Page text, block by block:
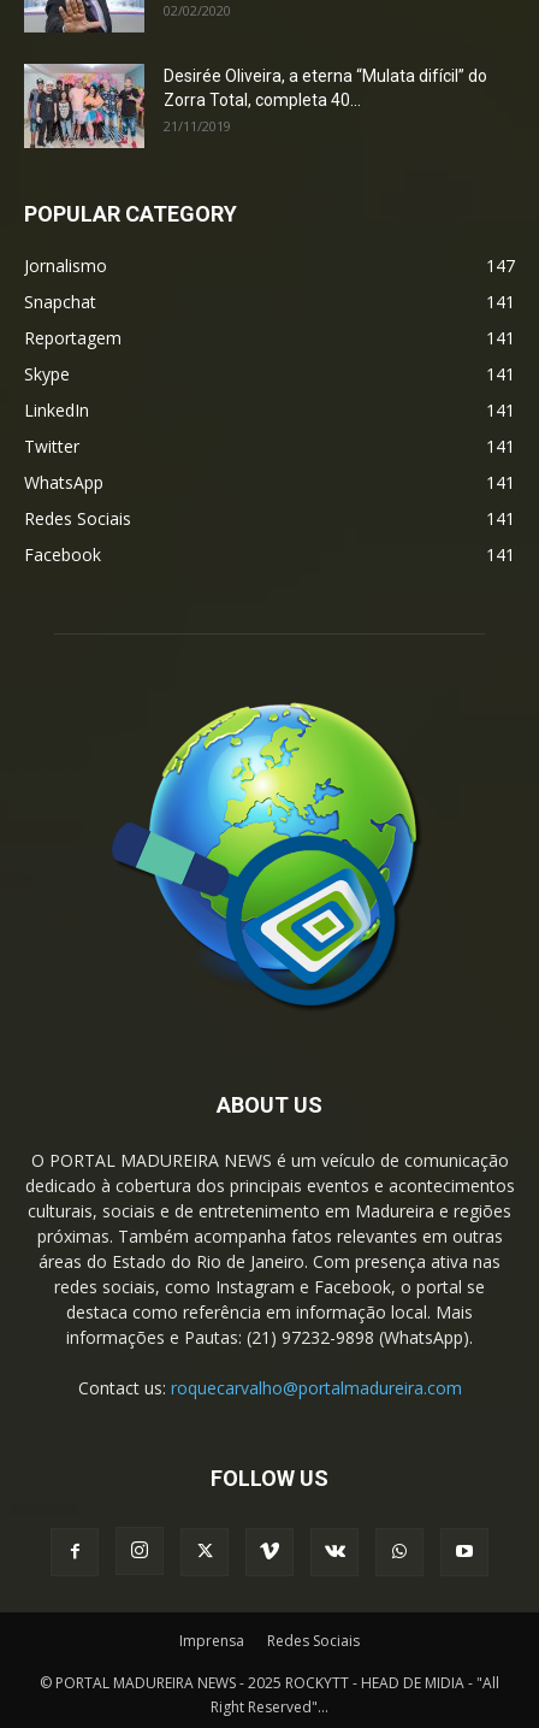
02/02/2020
Desirée Oliveira, a eterna “Mulata difícil” do
Zorra Total, completa 40...
21/11/2019
POPULAR CATEGORY
Jornalismo
147
Snapchat
141
Reportagem
141
Skype
141
LinkedIn
141
Twitter
141
WhatsApp
141
Redes Sociais
141
Facebook
141
ABOUT US
O PORTAL MADUREIRA NEWS é um veículo de comunicação
dedicado à cobertura dos principais eventos e acontecimentos
culturais, sociais e de entretenimento em Madureira e regiões
próximas. Também acompanha fatos relevantes em outras
áreas do Estado do Rio de Janeiro. Com presença ativa nas
redes sociais, como Instagram e Facebook, o portal se
destaca como referência em informação local. Mais
informações e Pautas: (21) 97232-9898 (WhatsApp).
Contact us: roquecarvalho@portalmadureira.com
FOLLOW US
Imprensa Redes Sociais
© PORTAL MADUREIRA NEWS - 2025 ROCKYTT - HEAD DE MIDIA - "All
Right Reserved"...